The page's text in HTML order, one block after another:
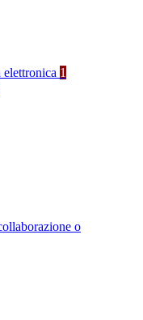
elettronica 1
o